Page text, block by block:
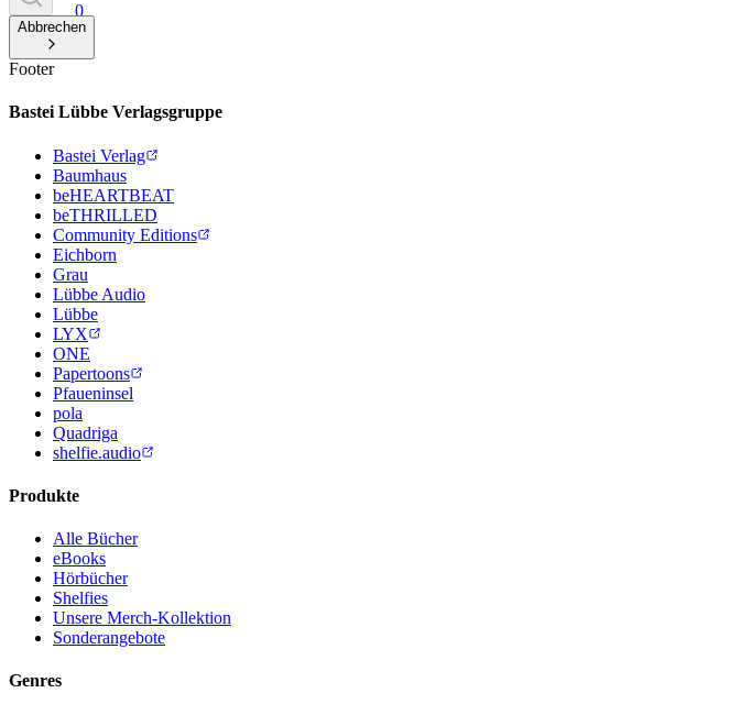
0
Abbrechen
Footer
Bastei Lübbe Verlagsgruppe
Bastei Verlag
Baumhaus
beHEARTBEAT
beTHRILLED
Community Editions
Eichborn
Grau
Lübbe Audio
Lübbe
LYX
ONE
Papertoons
Pfaueninsel
pola
Quadriga
shelfie.audio
Produkte
Alle Bücher
eBooks
Hörbücher
Shelfies
Unsere Merch-Kollektion
Sonderangebote
Genres